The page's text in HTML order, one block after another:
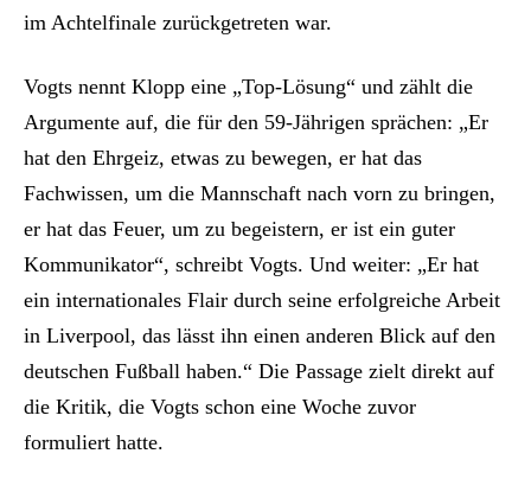
im Achtelfinale zurückgetreten war.
Vogts nennt Klopp eine „Top-Lösung“ und zählt die
Argumente auf, die für den 59-Jährigen sprächen: „Er
hat den Ehrgeiz, etwas zu bewegen, er hat das
Fachwissen, um die Mannschaft nach vorn zu bringen,
er hat das Feuer, um zu begeistern, er ist ein guter
Kommunikator“, schreibt Vogts. Und weiter: „Er hat
ein internationales Flair durch seine erfolgreiche Arbeit
in Liverpool, das lässt ihn einen anderen Blick auf den
deutschen Fußball haben.“ Die Passage zielt direkt auf
die Kritik, die Vogts schon eine Woche zuvor
formuliert hatte.